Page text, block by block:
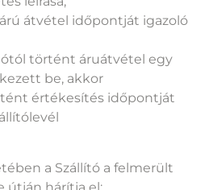
leírása,
átvétel időpontját igazoló
történt áruátvétel egy
be, akkor
értékesítés időpontját
a Szállító a felmerült